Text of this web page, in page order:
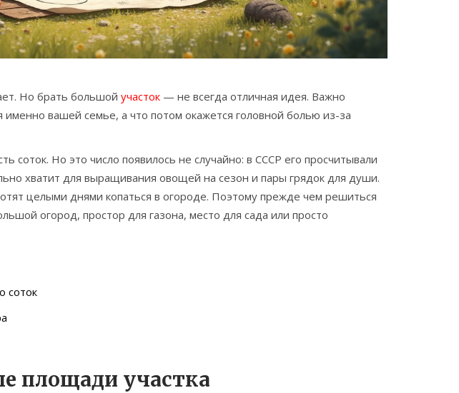
Но брать большой участок — не всегда отличная идея. Важно
именно вашей семье, а что потом окажется головной болью из-за
соток. Но это число появилось не случайно: в СССР его просчитывали
хватит для выращивания овощей на сезон и пары грядок для души.
целыми днями копаться в огороде. Поэтому прежде чем решиться
огород, простор для газона, место для сада или просто
соток
площади участка